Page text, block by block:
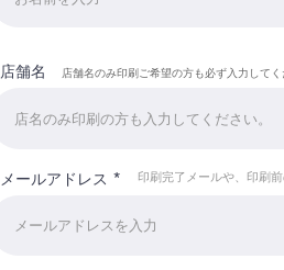
店舗名 店舗名のみ印刷ご希望の方も必ず入力して
メールアドレス 印刷完了メールや、印刷